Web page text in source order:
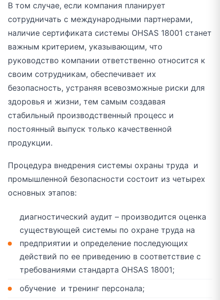
В том случае, если компания планирует
сотрудничать с международными партнерами,
наличие сертификата системы OHSAS 18001 станет
важным критерием, указывающим, что
руководство компании ответственно относится к
своим сотрудникам, обеспечивает их
безопасность, устраняя всевозможные риски для
здоровья и жизни, тем самым создавая
стабильный производственный процесс и
постоянный выпуск только качественной
продукции.
Процедура внедрения системы охраны труда и
промышленной безопасности состоит из четырех
основных этапов:
диагностический аудит – производится оценка
существующей системы по охране труда на
предприятии и определение последующих
действий по ее приведению в соответствие с
требованиями стандарта OHSAS 18001;
обучение и тренинг персонала;